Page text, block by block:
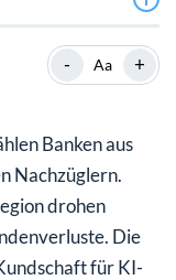
die Künstliche
- Aa +
Banken aus
Nachzüglern.
drohen
Die
für KI-